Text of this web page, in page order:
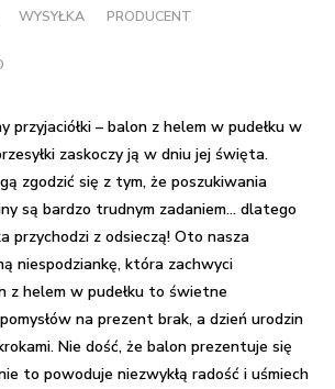
WYSYŁKA PRODUCENT
przyjaciółki – balon z helem w pudełku w
zaskoczy ją w dniu jej święta.
zgodzić się z tym, że poszukiwania
są bardzo trudnym zadaniem… dlatego
przychodzi z odsieczą! Oto nasza
niespodziankę, która zachwyci
z helem w pudełku to świetne
na prezent brak, a dzień urodzin
Nie dość, że balon prezentuje się
to powoduje niezwykłą radość i uśmiech